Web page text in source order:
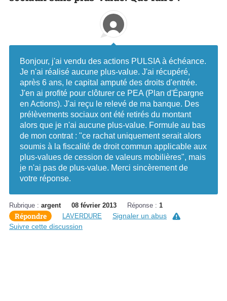
Bonjour, j'ai vendu des actions PULSIA à échéance.
Je n'ai réalisé aucune plus-value. J'ai récupéré,
après 6 ans, le capital amputé des droits d'entrée.
J'en ai profité pour clôturer ce PEA (Plan d'Épargne
en Actions). J'ai reçu le relevé de ma banque. Des
prélèvements sociaux ont été retirés du montant
alors que je n'ai aucune plus-value. Formule au bas
de mon contrat : "ce rachat uniquement serait alors
soumis à la fiscalité de droit commun applicable aux
plus-values de cession de valeurs mobilières", mais
je n'ai pas de plus-value. Merci sincèrement de
votre réponse.
Rubrique : argent 08 février 2013 Réponse : 1
Répondre LAVERDURE
Signaler un abus
Suivre cette discussion